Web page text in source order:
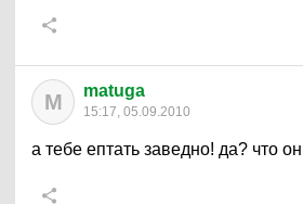
M matuga
15:17, 05.09.2010
а тебе ептать заведно! да? что